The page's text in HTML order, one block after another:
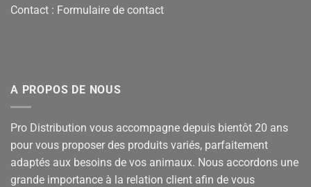
Contact : Formulaire de contact
A PROPOS DE NOUS
Pro Distribution vous accompagne depuis bientôt 20 ans
pour vous proposer des produits variés, parfaitement
adaptés aux besoins de vos animaux. Nous accordons une
grande importance à la relation client afin de vous